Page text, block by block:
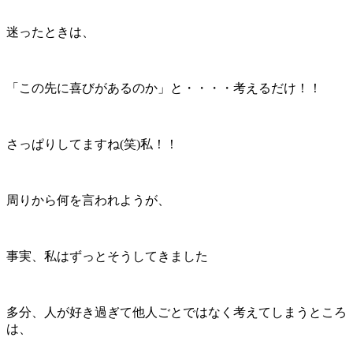
迷ったときは、
「この先に喜びがあるのか」と・・・・考えるだけ！！
さっぱりしてますね(笑)私！！
周りから何を言われようが、
事実、私はずっとそうしてきました
多分、人が好き過ぎて他人ごとではなく考えてしまうところ
は、